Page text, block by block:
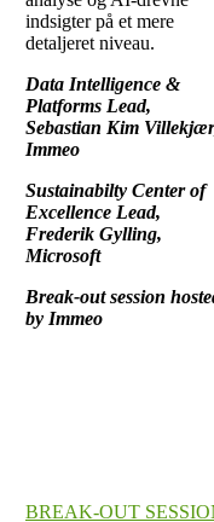
indsigter på et mere
detaljeret niveau.
Data Intelligence &
Platforms Lead,
Sebastian Kim
Immeo
Sustainabilty Center of
Excellence Lead,
Frederik Gylling,
Microsoft
Break-out session
by Immeo
BREAK-OUT